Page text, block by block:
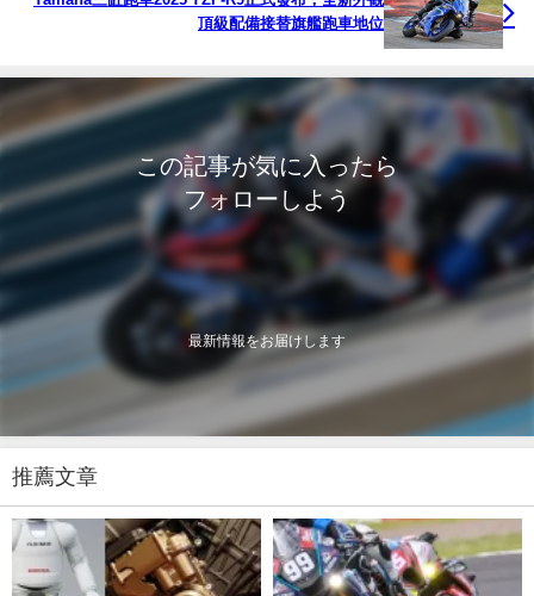
頂級配備接替旗艦跑車地位
この記事が気に入ったら
フォローしよう
最新情報をお届けします
推薦文章